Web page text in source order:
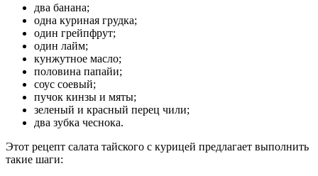
два банана;
одна куриная грудка;
один грейпфрут;
один лайм;
кунжутное масло;
половина папайи;
соус соевый;
пучок кинзы и мяты;
зеленый и красный перец чили;
два зубка чеснока.
Этот рецепт салата тайского с курицей предлагает выполнить
такие шаги: